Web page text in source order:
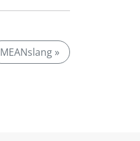
MEANslang »